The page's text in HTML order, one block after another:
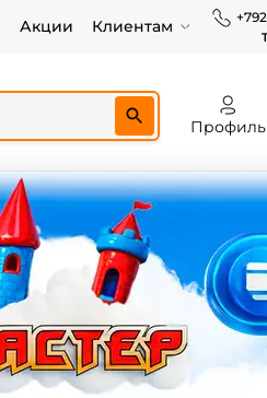
Акции Клиентам
Профиль